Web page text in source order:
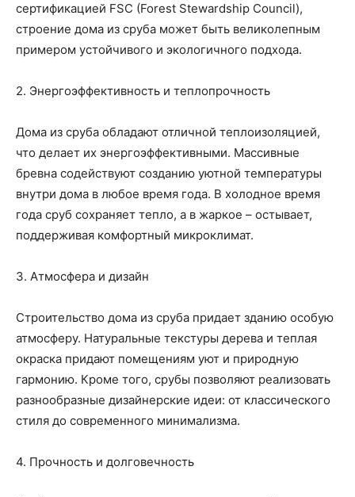
сертификацией FSC (Forest Stewardship Council),
строение дома из сруба может быть великолепным
примером устойчивого и экологичного подхода.
2. Энергоэффективность и теплопрочность
Дома из сруба обладают отличной теплоизоляцией,
что делает их энергоэффективными. Массивные
бревна содействуют созданию уютной температуры
внутри дома в любое время года. В холодное время
года сруб сохраняет тепло, а в жаркое – остывает,
поддерживая комфортный микроклимат.
3. Атмосфера и дизайн
Строительство дома из сруба придает зданию особую
атмосферу. Натуральные текстуры дерева и теплая
окраска придают помещениям уют и природную
гармонию. Кроме того, срубы позволяют реализовать
разнообразные дизайнерские идеи: от классического
стиля до современного минимализма.
4. Прочность и долговечность